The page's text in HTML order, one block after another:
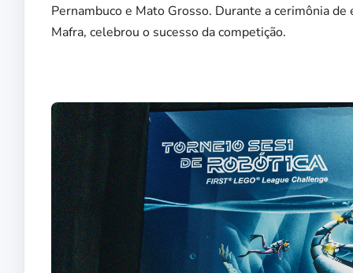
Pernambuco e Mato Grosso. Durante a cerimônia
Mafra, celebrou o sucesso da competição.